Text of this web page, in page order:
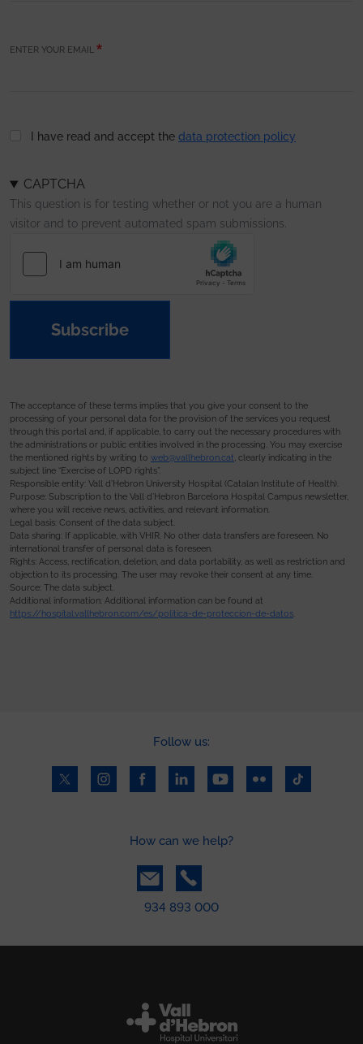
ENTER YOUR EMAIL
I have read and accept the data protection policy
CAPTCHA
This question is for testing whether or not you are a human
visitor and to prevent automated spam submissions.
Subscribe
The acceptance of these terms implies that you give your consent to the
processing of your personal data for the provision of the services you request
through this portal and, if applicable, to carry out the necessary procedures with
the administrations or public entities involved in the processing. You may exercise
the mentioned rights by writing to web@vallhebron.cat, clearly indicating in the
subject line “Exercise of LOPD rights”.
Responsible entity: Vall d’Hebron University Hospital (Catalan Institute of Health).
Purpose: Subscription to the Vall d’Hebron Barcelona Hospital Campus newsletter,
where you will receive news, activities, and relevant information.
Legal basis: Consent of the data subject.
Data sharing: If applicable, with VHIR. No other data transfers are foreseen. No
international transfer of personal data is foreseen.
Rights: Access, rectification, deletion, and data portability, as well as restriction and
objection to its processing. The user may revoke their consent at any time.
Source: The data subject.
Additional information: Additional information can be found at
https://hospital.vallhebron.com/es/politica-de-proteccion-de-datos
Follow us:
How can we help?
934 893 000